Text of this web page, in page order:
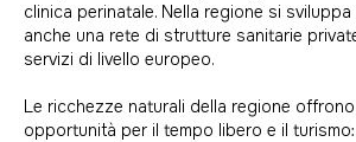
clinica perinatale. Nella regione si
anche una rete di strutture sanitarie
servizi di livello europeo.
Le ricchezze naturali della regione
opportunità per il tempo libero e il turismo: